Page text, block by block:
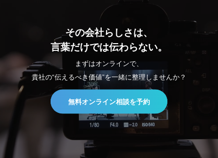
その会社らしさは、
言葉だけでは伝わらない。
まずはオンラインで、
貴社の“伝えるべき価値”を一緒に整理しませんか？
無料オンライン相談を予約